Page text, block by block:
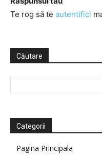
Te rog să te autentifici
Căutare
Categorii
Pagina Principala